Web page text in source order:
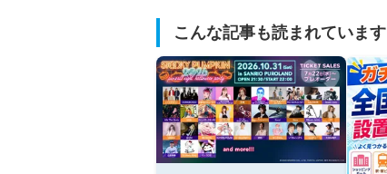
こんな記事も読まれています